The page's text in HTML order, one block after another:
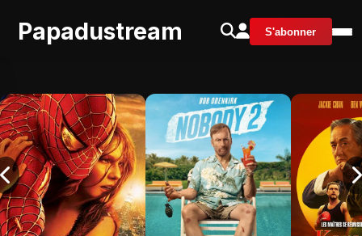
Papadustream S'abonner